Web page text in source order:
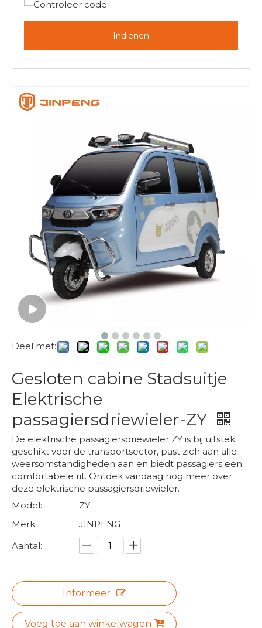
Indienen
Deel met:
Gesloten cabine Stadsuitje
Elektrische
passagiersdriewieler-ZY
De elektrische passagiersdriewieler ZY is bij uitstek
geschikt voor de transportsector, past zich aan alle
weersomstandigheden aan en biedt passagiers een
comfortabele rit. Ontdek vandaag nog meer over
deze elektrische passagiersdriewieler.
Model:
ZY
Merk:
JINPENG
Aantal:
Informeer
Voeg toe aan winkelwagen